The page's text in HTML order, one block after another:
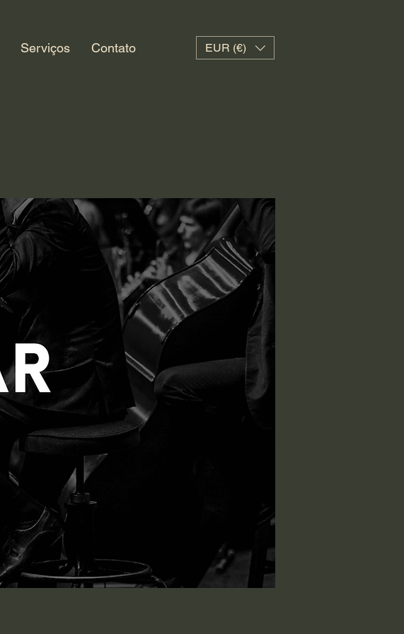
Serviços Contato EUR (€)